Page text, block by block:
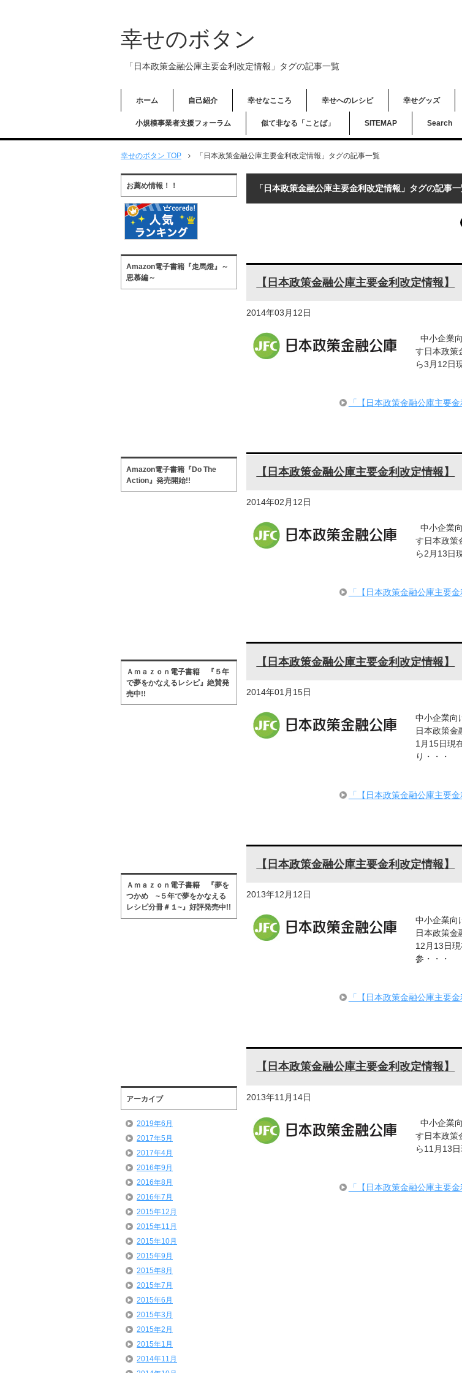
幸せのボタン
「日本政策金融公庫主要金利改定情報」タグの記事一覧
ホーム 自己紹介 幸せなこころ 幸せへのレシピ 幸せグッズ
小規模事業者支援フォーラム 似て非なる「ことば」 SITEMAP Search
幸せのボタン TOP 「日本政策金融公庫主要金利改定情報」タグの記事一覧
「日本政策金融公庫主要金利改定情報」タグの記事
【日本政策金融公庫主要金利改定情報】
2014年03月12日
中小企業
す日本政策
ら3月12日
「【日本政策金融公庫主要
【日本政策金融公庫主要金利改定情報】
2014年02月12日
中小企業
す日本政策
ら2月13日
「【日本政策金融公庫主要
【日本政策金融公庫主要金利改定情報】
2014年01月15日
中小企業向
日本政策金
1月15日現
り・・・
「【日本政策金融公庫主要
【日本政策金融公庫主要金利改定情報】
2013年12月12日
中小企業向
日本政策金
12月13日
参・・・
「【日本政策金融公庫主要
【日本政策金融公庫主要金利改定情報】
2013年11月14日
中小企業
す日本政策
ら11月13
「【日本政策金融公庫主要
お薦め情報！！
Amazon電子書籍『走馬燈』～
思慕編～
Amazon電子書籍『Do The
Action』発売開始!!
Ａｍａｚｏｎ電子書籍 『５年
で夢をかなえるレシピ』絶賛発
売中!!
Ａｍａｚｏｎ電子書籍 『夢を
つかめ ~５年で夢をかなえる
レシピ分冊＃１~』好評発売中!!
アーカイブ
2019年6月
2017年5月
2017年4月
2016年9月
2016年8月
2016年7月
2015年12月
2015年11月
2015年10月
2015年9月
2015年8月
2015年7月
2015年6月
2015年3月
2015年2月
2015年1月
2014年11月